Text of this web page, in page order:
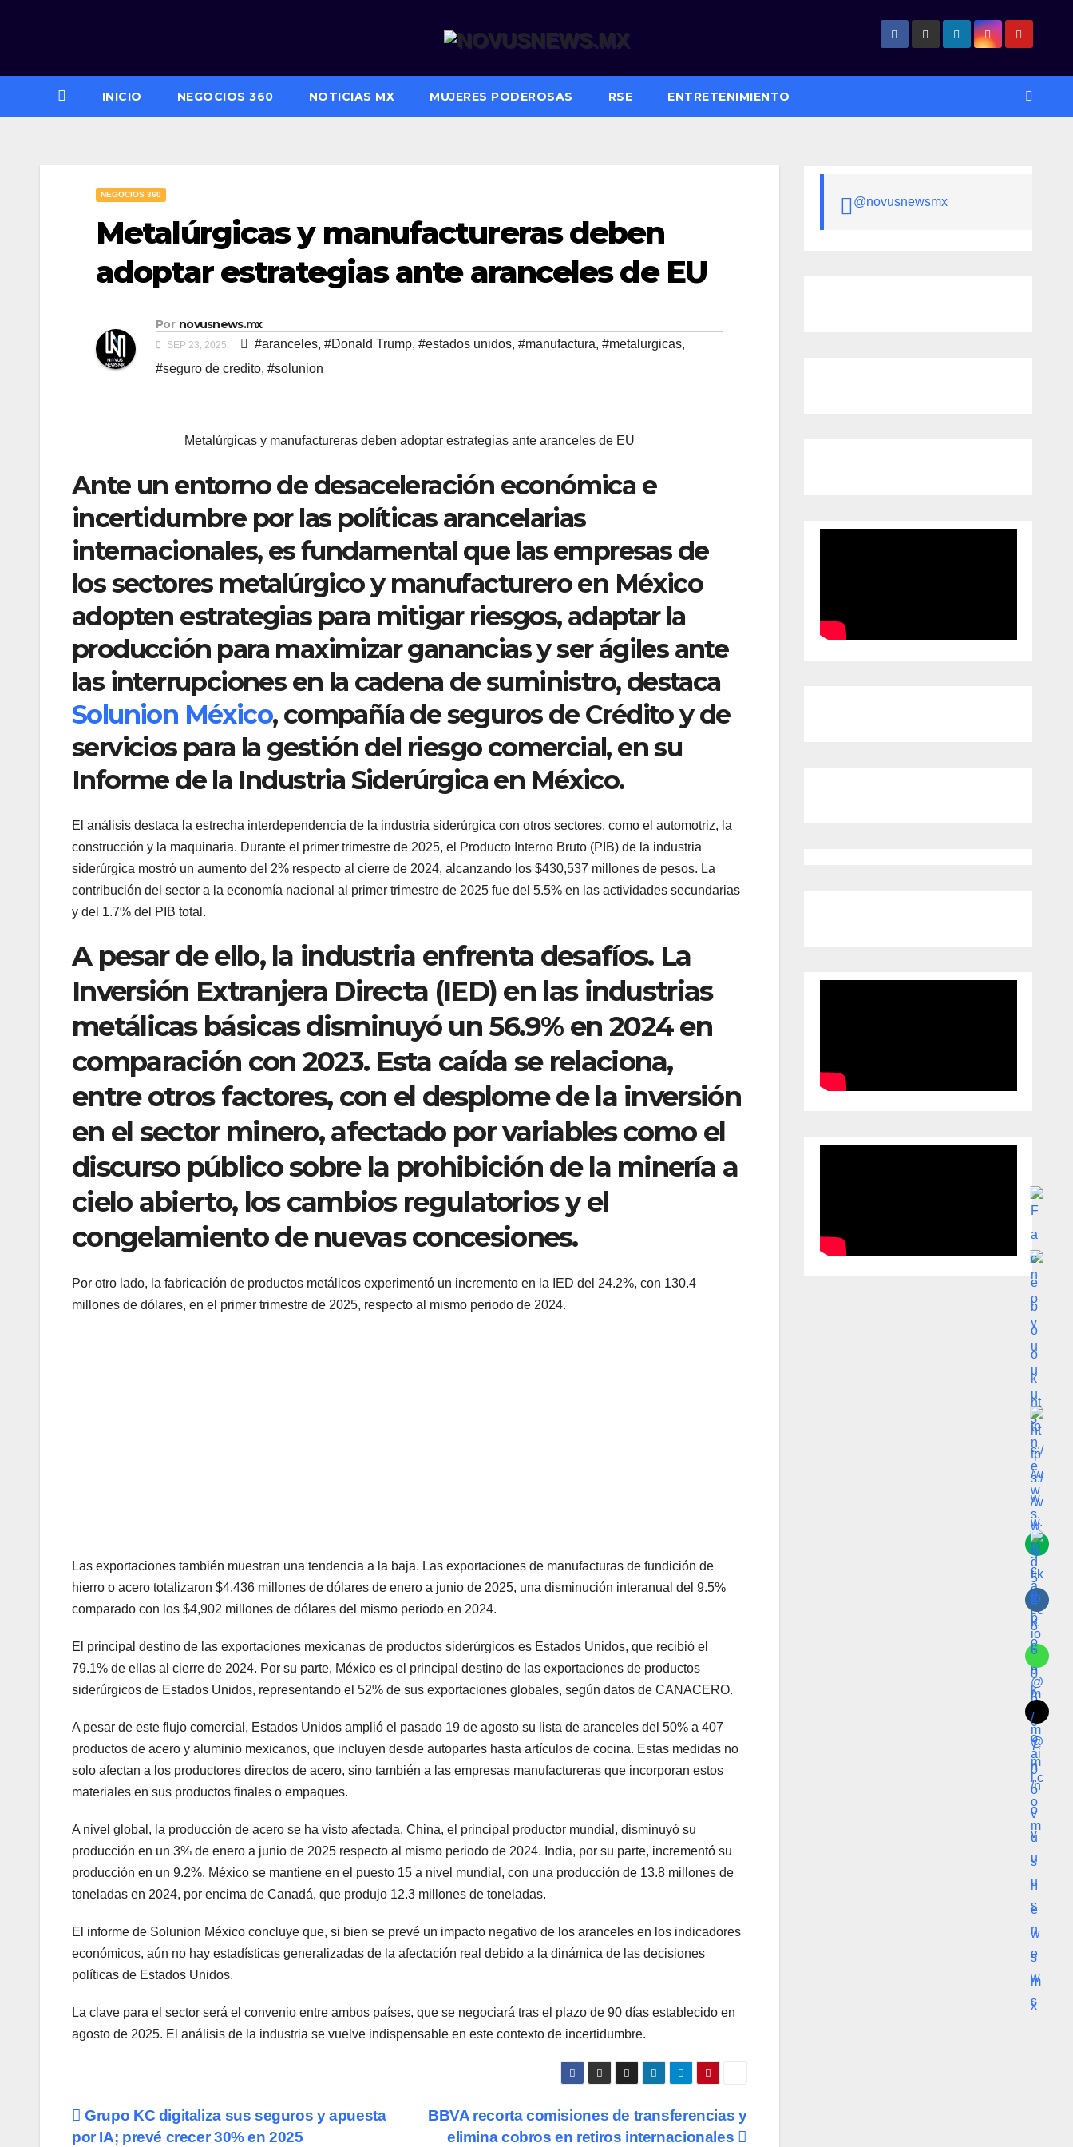
INICIO NEGOCIOS 360 NOTICIAS MX MUJERES PODEROSAS RSE ENTRETENIMIENTO
NEGOCIOS 360
Metalúrgicas y manufactureras deben
adoptar estrategias ante aranceles de EU
Por novusnews.mx
SEP 23, 2025 #aranceles, #Donald Trump, #estados unidos, #manufactura, #metalurgicas,
#seguro de credito, #solunion
Metalúrgicas y manufactureras deben adoptar estrategias ante aranceles de EU
Ante un entorno de desaceleración económica e
incertidumbre por las políticas arancelarias
internacionales, es fundamental que las empresas de
los sectores metalúrgico y manufacturero en México
adopten estrategias para mitigar riesgos, adaptar la
producción para maximizar ganancias y ser ágiles ante
las interrupciones en la cadena de suministro, destaca
Solunion México, compañía de seguros de Crédito y de
servicios para la gestión del riesgo comercial, en su
Informe de la Industria Siderúrgica en México.
El análisis destaca la estrecha interdependencia de la industria siderúrgica con otros sectores, como el automotriz, la
construcción y la maquinaria. Durante el primer trimestre de 2025, el Producto Interno Bruto (PIB) de la industria
siderúrgica mostró un aumento del 2% respecto al cierre de 2024, alcanzando los $430,537 millones de pesos. La
contribución del sector a la economía nacional al primer trimestre de 2025 fue del 5.5% en las actividades secundarias
y del 1.7% del PIB total.
A pesar de ello, la industria enfrenta desafíos. La
Inversión Extranjera Directa (IED) en las industrias
metálicas básicas disminuyó un 56.9% en 2024 en
comparación con 2023. Esta caída se relaciona,
entre otros factores, con el desplome de la inversión
en el sector minero, afectado por variables como el
discurso público sobre la prohibición de la minería a
cielo abierto, los cambios regulatorios y el
congelamiento de nuevas concesiones.
Por otro lado, la fabricación de productos metálicos experimentó un incremento en la IED del 24.2%, con 130.4
millones de dólares, en el primer trimestre de 2025, respecto al mismo periodo de 2024.
Las exportaciones también muestran una tendencia a la baja. Las exportaciones de manufacturas de fundición de
hierro o acero totalizaron $4,436 millones de dólares de enero a junio de 2025, una disminución interanual del 9.5%
comparado con los $4,902 millones de dólares del mismo periodo en 2024.
El principal destino de las exportaciones mexicanas de productos siderúrgicos es Estados Unidos, que recibió el
79.1% de ellas al cierre de 2024. Por su parte, México es el principal destino de las exportaciones de productos
siderúrgicos de Estados Unidos, representando el 52% de sus exportaciones globales, según datos de CANACERO.
A pesar de este flujo comercial, Estados Unidos amplió el pasado 19 de agosto su lista de aranceles del 50% a 407
productos de acero y aluminio mexicanos, que incluyen desde autopartes hasta artículos de cocina. Estas medidas no
solo afectan a los productores directos de acero, sino también a las empresas manufactureras que incorporan estos
materiales en sus productos finales o empaques.
A nivel global, la producción de acero se ha visto afectada. China, el principal productor mundial, disminuyó su
producción en un 3% de enero a junio de 2025 respecto al mismo periodo de 2024. India, por su parte, incrementó su
producción en un 9.2%. México se mantiene en el puesto 15 a nivel mundial, con una producción de 13.8 millones de
toneladas en 2024, por encima de Canadá, que produjo 12.3 millones de toneladas.
El informe de Solunion México concluye que, si bien se prevé un impacto negativo de los aranceles en los indicadores
económicos, aún no hay estadísticas generalizadas de la afectación real debido a la dinámica de las decisiones
políticas de Estados Unidos.
La clave para el sector será el convenio entre ambos países, que se negociará tras el plazo de 90 días establecido en
agosto de 2025. El análisis de la industria se vuelve indispensable en este contexto de incertidumbre.
Navegación
BBVA recorta comisiones de transferencias y
elimina cobros en retiros internacionales
Grupo KC digitaliza sus seguros y apuesta
por IA; prevé crecer 30% en 2025
@novusnewsmx